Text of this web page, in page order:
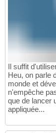
Il suffit
Heu, on parle
monde et
n'empêche
que de lancer
appliquée...